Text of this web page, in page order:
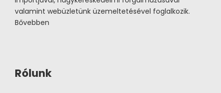
valamint webüzletünk üzemeltetésével foglalkozik.
Bővebben
Rólunk